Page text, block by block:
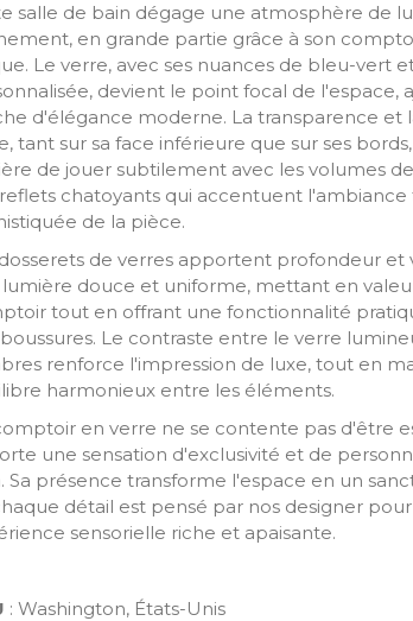
salle de bain dégage une atmosphère de
en grande partie grâce à son
Le verre, avec ses nuances de bleu-vert
devient le point focal de l'espace,
d'élégance moderne. La transparence et
tant sur sa face inférieure que sur ses
de jouer subtilement avec les volumes
chatoyants qui accentuent
de la pièce.
de verres apportent profondeur et
lumière douce et uniforme, mettant en
tout en offrant une fonctionnalité
Le contraste entre le verre
renforce l'impression de luxe, tout en
harmonieux entre les éléments.
en verre ne se contente pas d'être
une sensation d'exclusivité et de
Sa présence transforme l'espace en un
détail est pensé par nos designer
sensorielle riche et apaisante.
: Washington, États-Unis